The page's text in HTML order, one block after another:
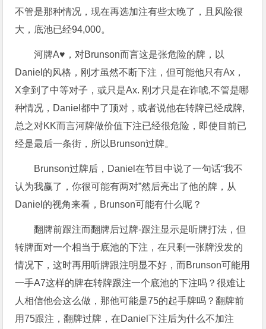
不管是那种情况，现在再选加注有些太晚了，且风险很
大，底池已经94,000。
河牌A♥，对Brunson而言这是张危险的牌，以
Daniel的风格，刚才虽然不断下注，但可能他只有Ax，
X拿到了中等对子，或只是Ax. 刚才只是在诈唬,不管是哪
种情况，Daniel都中了顶对，或者说他在转牌已经成牌,
总之对KK而言河牌做价值下注已经很危险，即使目前已
经是最后一条街，所以Brunson过牌。
Brunson过牌后，Daniel在节目中说了一句话“我不
认为我赢了，你很可能有两对”然后亮出了他的牌，从
Daniel的视角来看，Brunson可能有什么呢？
翻牌前跟注而翻牌后过牌-跟注显示是听牌打法，但
转牌面对一个相当于底池的下注，在只剩一张牌没发的
情况下，这时再用听牌跟注明显不好，而Brunson可能用
一手A7这样的牌在转牌跟注一个底池的下注吗？很难让
人相信他会这么做，那他可能是75的起手牌吗？翻牌前
用75跟注，翻牌过牌，在Daniel下注后为什么不加注